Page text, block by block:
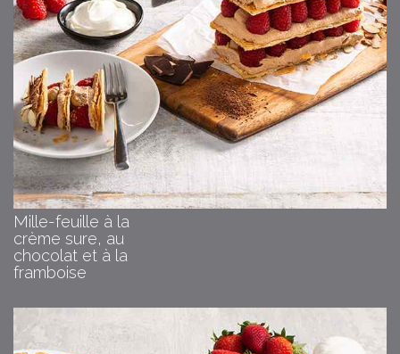
Mille-feuille à la
crème sure, au
chocolat et à la
framboise